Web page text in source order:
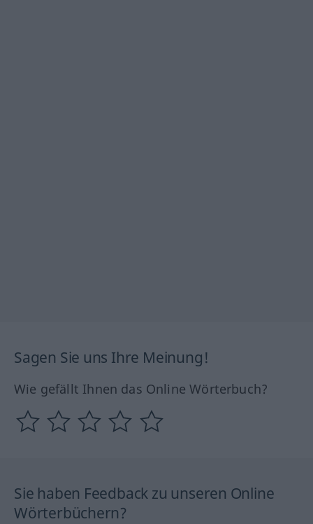
Sagen Sie uns Ihre Meinung!
Wie gefällt Ihnen das Online Wörterbuch?
Sie haben Feedback zu unseren Online
Wörterbüchern?